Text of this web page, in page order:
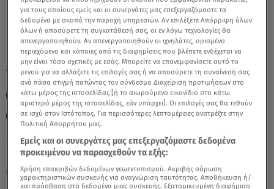
Παρασκευή 7 Αυγούστου 2026
26.06.20, 11:34 ΖΩΔΙΑ
TAGS: ΖΩΔΙΑ ΖΩΔΙΑ ΣΗΜΕΡΑ
ΑΣΤΡΟΛΟΓΙΚΕΣ ΠΡΟΒΛΕΨΕΙΣ ΚΑΡΚΙΝΟΣ
ΑΣΗ ΜΠΗΛΙΟΥ
ΖΩΔΙΑ ΑΣΗ ΜΠΗΛΙΟΥ
ΖΩΔΙΑ ΑΣΗ ΜΠΗΛΙΟΥ
για τους οποίους εμείς και οι συνεργάτες μας επεξεργαζόμαστε τα
δεδομένα με σκοπό την παροχή υπηρεσιών. Αν επιλέξετε Απόρριψη όλων
όλων ή αποσύρετε τη συγκατάθεσή σας, οι εν λόγω τεχνολογίες θα
απενεργοποιηθούν. Αν απενεργοποιηθούν οι ιχνηλάτες, ορισμένο
περιεχόμενο και κάποιες από τις διαφημίσεις που βλέπετε ενδέχεται να
μην είναι τόσο σχετικές με εσάς. Μπορείτε να επανεμφανίσετε αυτό το
μενού για να αλλάξετε τις επιλογές σας ή να αποσύρετε τη συναίνεσή σας
ανά πάσα στιγμή πατώντας τον σύνδεσμο Διαχείριση προτιμήσεων στο
κάτω μέρος της ιστοσελίδας [ή το αιωρούμενο εικονίδιο στο κάτω
αριστερό μέρος της ιστοσελίδας, εάν υπάρχει]. Οι επιλογές σας θα τεθούν
σε ισχύ στον Ιστότοπος. Για περισσότερες λεπτομέρειες ανατρέξτε στην
Πολιτική Απορρήτου μας.
Εμείς και οι συνεργάτες μας επεξεργαζόμαστε δεδομένα
προκειμένου να παρασχεθούν τα εξής:
Χρήση επακριβών δεδομένων γεωεντοπισμού. Ακριβής σάρωση
χαρακτηριστικών συσκευής για αναγνώριση ταυτότητας. Αποθήκευση ή/
και πρόσβαση στα δεδομένα μιας συσκευής. Εξατομικευμένη διαφήμιση